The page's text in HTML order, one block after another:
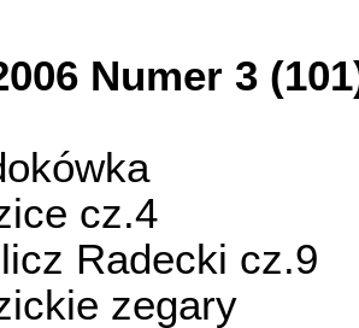
Numer 3
cz.4
Radecki cz.9
zegary